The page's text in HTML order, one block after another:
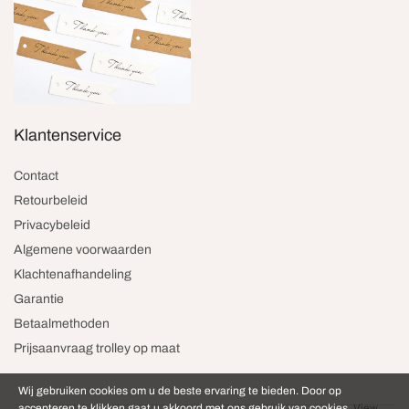
Klantenservice
Contact
Retourbeleid
Privacybeleid
Algemene voorwaarden
Klachtenafhandeling
Garantie
Betaalmethoden
Prijsaanvraag trolley op maat
Wij gebruiken cookies om u de beste ervaring te bieden. Door op